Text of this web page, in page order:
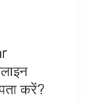
करें?